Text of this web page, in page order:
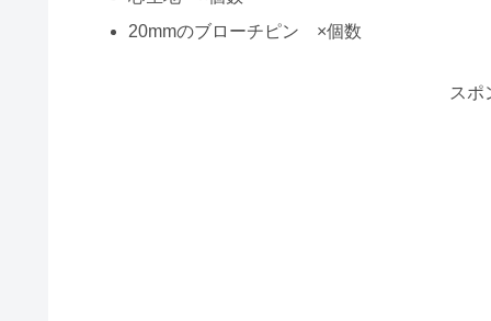
20mmのブローチピン ×個数
スポ